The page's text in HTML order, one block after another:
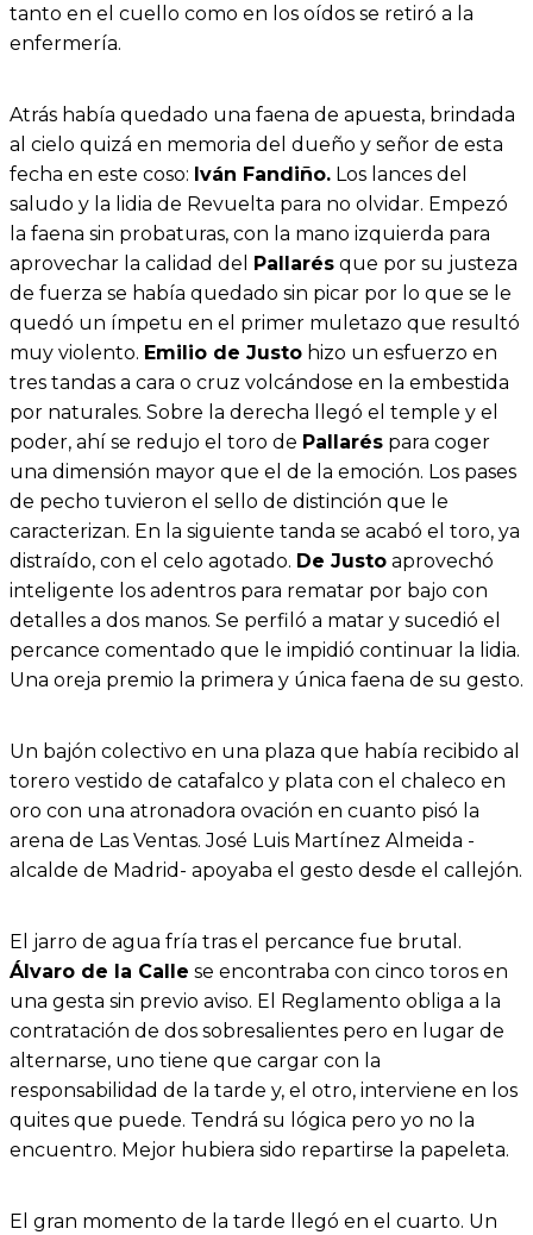
tanto en el cuello como en los oídos se retiró a la
enfermería.
Atrás había quedado una faena de apuesta, brindada
al cielo quizá en memoria del dueño y señor de esta
fecha en este coso: Iván Fandiño. Los lances del
saludo y la lidia de Revuelta para no olvidar. Empezó
la faena sin probaturas, con la mano izquierda para
aprovechar la calidad del Pallarés que por su justeza
de fuerza se había quedado sin picar por lo que se le
quedó un ímpetu en el primer muletazo que resultó
muy violento. Emilio de Justo hizo un esfuerzo en
tres tandas a cara o cruz volcándose en la embestida
por naturales. Sobre la derecha llegó el temple y el
poder, ahí se redujo el toro de Pallarés para coger
una dimensión mayor que el de la emoción. Los pases
de pecho tuvieron el sello de distinción que le
caracterizan. En la siguiente tanda se acabó el toro, ya
distraído, con el celo agotado. De Justo aprovechó
inteligente los adentros para rematar por bajo con
detalles a dos manos. Se perfiló a matar y sucedió el
percance comentado que le impidió continuar la lidia.
Una oreja premio la primera y única faena de su gesto.
Un bajón colectivo en una plaza que había recibido al
torero vestido de catafalco y plata con el chaleco en
oro con una atronadora ovación en cuanto pisó la
arena de Las Ventas. José Luis Martínez Almeida -
alcalde de Madrid- apoyaba el gesto desde el callejón.
El jarro de agua fría tras el percance fue brutal.
Álvaro de la Calle se encontraba con cinco toros en
una gesta sin previo aviso. El Reglamento obliga a la
contratación de dos sobresalientes pero en lugar de
alternarse, uno tiene que cargar con la
responsabilidad de la tarde y, el otro, interviene en los
quites que puede. Tendrá su lógica pero yo no la
encuentro. Mejor hubiera sido repartirse la papeleta.
El gran momento de la tarde llegó en el cuarto. Un